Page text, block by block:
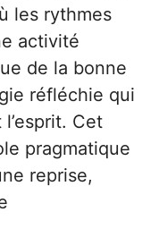
les rythmes
activité
de la bonne
réfléchie qui
Cet
pragmatique
reprise,